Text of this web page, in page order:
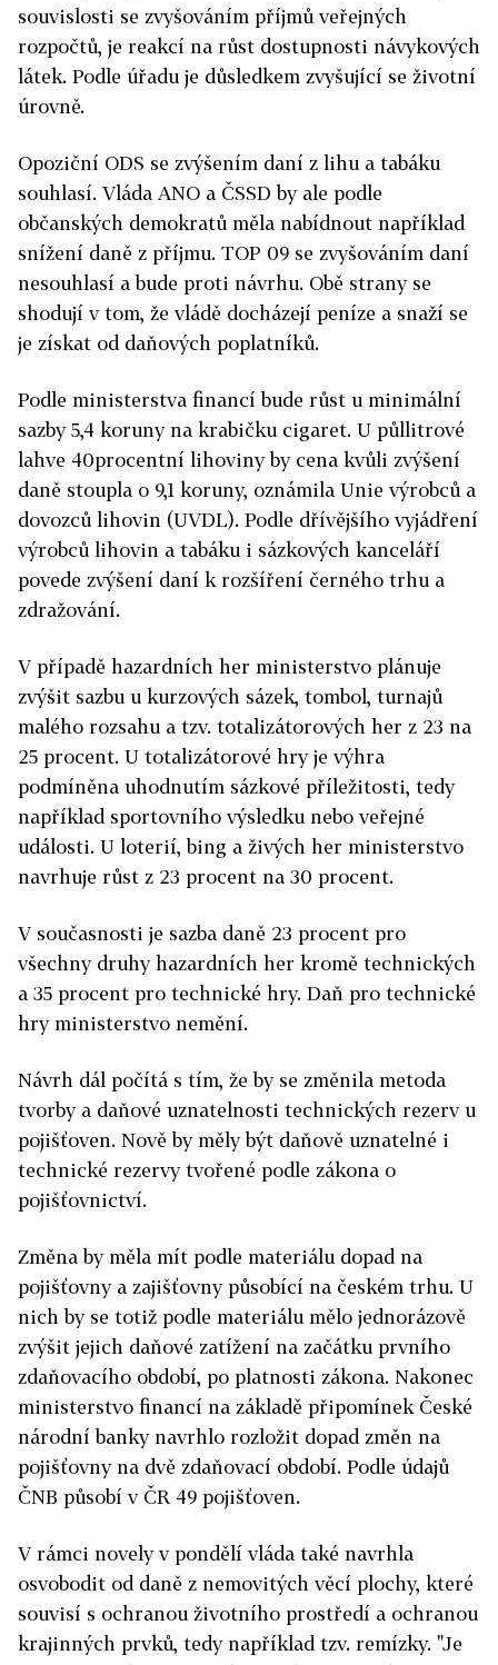
souvislosti se zvyšováním příjmů veřejných
rozpočtů, je reakcí na růst dostupnosti návykových
látek. Podle úřadu je důsledkem zvyšující se životní
úrovně.
Opoziční ODS se zvýšením daní z lihu a tabáku
souhlasí. Vláda ANO a ČSSD by ale podle
občanských demokratů měla nabídnout například
snížení daně z příjmu. TOP 09 se zvyšováním daní
nesouhlasí a bude proti návrhu. Obě strany se
shodují v tom, že vládě docházejí peníze a snaží se
je získat od daňových poplatníků.
Podle ministerstva financí bude růst u minimální
sazby 5,4 koruny na krabičku cigaret. U půllitrové
lahve 40procentní lihoviny by cena kvůli zvýšení
daně stoupla o 9,1 koruny, oznámila Unie výrobců a
dovozců lihovin (UVDL). Podle dřívějšího vyjádření
výrobců lihovin a tabáku i sázkových kanceláří
povede zvýšení daní k rozšíření černého trhu a
zdražování.
V případě hazardních her ministerstvo plánuje
zvýšit sazbu u kurzových sázek, tombol, turnajů
malého rozsahu a tzv. totalizátorových her z 23 na
25 procent. U totalizátorové hry je výhra
podmíněna uhodnutím sázkové příležitosti, tedy
například sportovního výsledku nebo veřejné
události. U loterií, bing a živých her ministerstvo
navrhuje růst z 23 procent na 30 procent.
V současnosti je sazba daně 23 procent pro
všechny druhy hazardních her kromě technických
a 35 procent pro technické hry. Daň pro technické
hry ministerstvo nemění.
Návrh dál počítá s tím, že by se změnila metoda
tvorby a daňové uznatelnosti technických rezerv u
pojišťoven. Nově by měly být daňově uznatelné i
technické rezervy tvořené podle zákona o
pojišťovnictví.
Změna by měla mít podle materiálu dopad na
pojišťovny a zajišťovny působící na českém trhu. U
nich by se totiž podle materiálu mělo jednorázově
zvýšit jejich daňové zatížení na začátku prvního
zdaňovacího období, po platnosti zákona. Nakonec
ministerstvo financí na základě připomínek České
národní banky navrhlo rozložit dopad změn na
pojišťovny na dvě zdaňovací období. Podle údajů
ČNB působí v ČR 49 pojišťoven.
V rámci novely v pondělí vláda také navrhla
osvobodit od daně z nemovitých věcí plochy, které
souvisí s ochranou životního prostředí a ochranou
krajinných prvků, tedy například tzv. remízky. "Je